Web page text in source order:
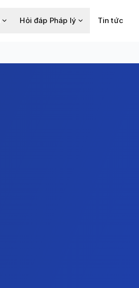
Hỏi đáp Pháp lý Tin tức